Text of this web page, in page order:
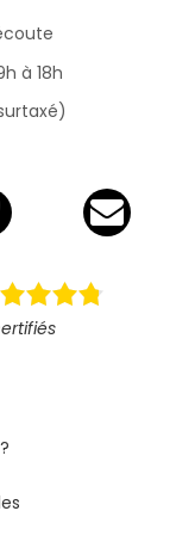
à 18h